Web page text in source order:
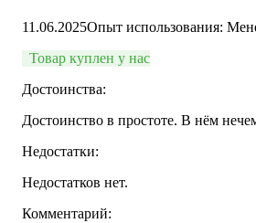
11.06.2025Опыт использования:
Товар куплен у нас
Достоинства:
Достоинство в простоте. В нём
Недостатки:
Недостатков нет.
Комментарий: